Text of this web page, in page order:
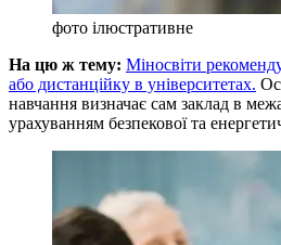
фото ілюстративне
На цю ж тему: Міносвіти
або дистанційку в університетах.
навчання визначає сам заклад в
урахуванням безпекової та